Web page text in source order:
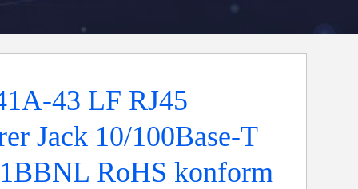
43 LF RJ45
Jack 10/100Base-T
RoHS konform